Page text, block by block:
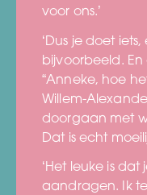
voor ons.’
‘Dus je doet
bijvoorbeeld.
“Anneke, hoe
Willem-
doorgaan met
Dat is echt
‘Het leuke is
aandragen. Ik